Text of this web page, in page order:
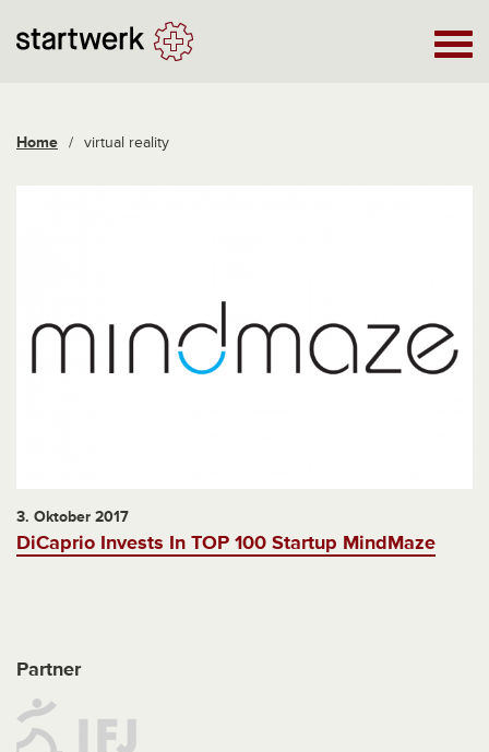
Home / virtual reality
3. Oktober 2017
DiCaprio Invests In TOP 100 Startup MindMaze
Partner